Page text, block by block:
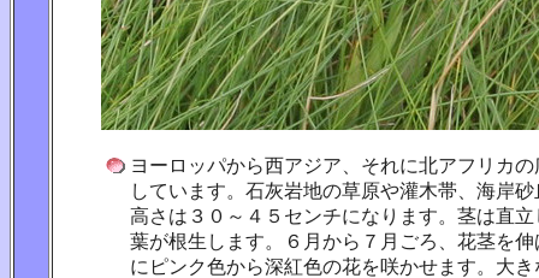
ヨーロッパから西アジア、それに北アフリカ
しています。石灰岩地の草原や灌木帯、海岸
高さは３０～４５センチになります。茎は直
葉が根生します。６月から７月ごろ、花茎を
にピンク色から深紅色の花を咲かせます。大